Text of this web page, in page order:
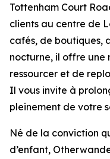
Tottenham Court
clients au centre de
cafés, de boutiques,
nocturne, il offre une
ressourcer et de
Il vous invite à
pleinement de votre
Né de la conviction
d’enfant,